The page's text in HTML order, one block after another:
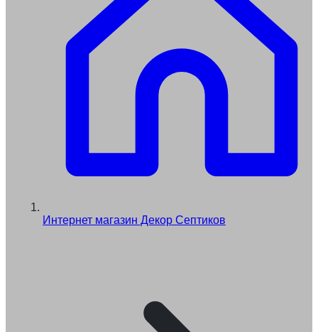
Интернет магазин Декор Септиков